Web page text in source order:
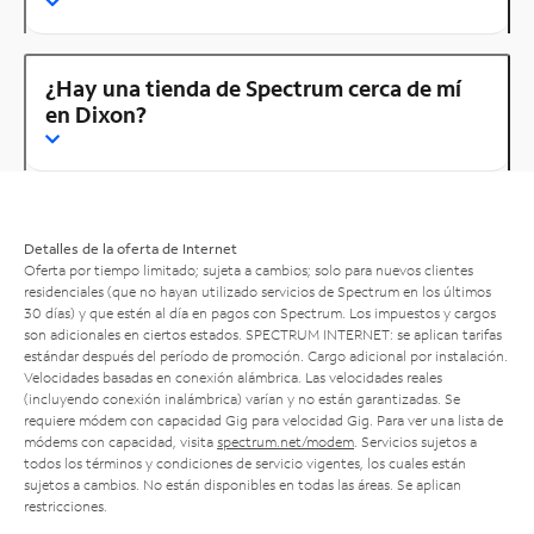
¿Hay una tienda de Spectrum cerca de mí
en Dixon?
Detalles de la oferta de Internet
Oferta por tiempo limitado; sujeta a cambios; solo para nuevos clientes
residenciales (que no hayan utilizado servicios de Spectrum en los últimos
30 días) y que estén al día en pagos con Spectrum. Los impuestos y cargos
son adicionales en ciertos estados. SPECTRUM INTERNET: se aplican tarifas
estándar después del período de promoción. Cargo adicional por instalación.
Velocidades basadas en conexión alámbrica. Las velocidades reales
(incluyendo conexión inalámbrica) varían y no están garantizadas. Se
requiere módem con capacidad Gig para velocidad Gig. Para ver una lista de
módems con capacidad, visita spectrum.net/modem . Servicios sujetos a
todos los términos y condiciones de servicio vigentes, los cuales están
sujetos a cambios. No están disponibles en todas las áreas. Se aplican
restricciones.